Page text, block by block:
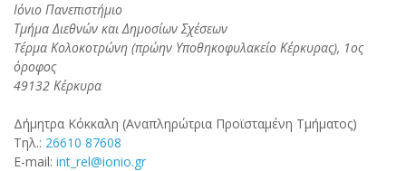
Ιόνιο Πανεπιστήμιο
Τμήμα Διεθνών και Δημοσίων Σχέσεων
Tέρμα Κολοκοτρώνη (πρώην Υποθηκοφυλακείο Κέρκυρας), 1ος
όροφος
49132 Κέρκυρα
Δήμητρα Κόκκαλη (Αναπληρώτρια Προϊσταμένη Τμήματος)
Τηλ.: 26610 87608
Ε-mail: int_rel@ionio.gr